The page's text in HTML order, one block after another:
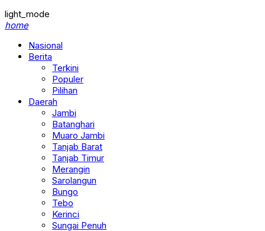
light_mode
home
Nasional
Berita
Terkini
Populer
Pilihan
Daerah
Jambi
Batanghari
Muaro Jambi
Tanjab Barat
Tanjab Timur
Merangin
Sarolangun
Bungo
Tebo
Kerinci
Sungai Penuh